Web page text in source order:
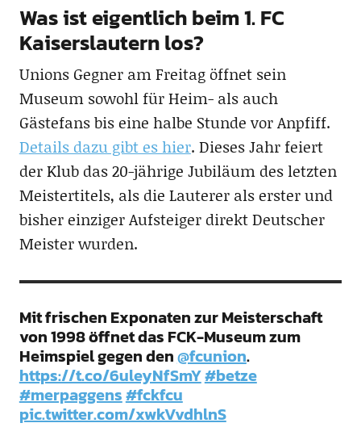
Was ist eigentlich beim 1. FC
Kaiserslautern los?
Unions Gegner am Freitag öffnet sein
Museum sowohl für Heim- als auch
Gästefans bis eine halbe Stunde vor Anpfiff.
Details dazu gibt es hier. Dieses Jahr feiert
der Klub das 20-jährige Jubiläum des letzten
Meistertitels, als die Lauterer als erster und
bisher einziger Aufsteiger direkt Deutscher
Meister wurden.
Mit frischen Exponaten zur Meisterschaft
von 1998 öffnet das FCK-Museum zum
Heimspiel gegen den@fcunion.
https://t.co/6uleyNfSmY#betze
#merpaggens#fckfcu
pic.twitter.com/xwkVvdhlnS